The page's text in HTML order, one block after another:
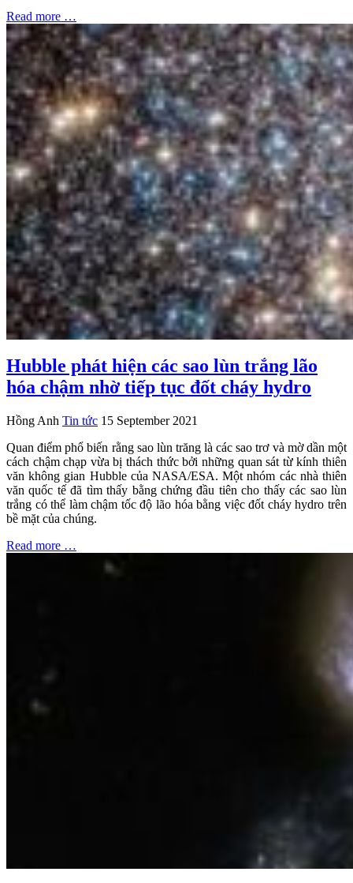
Read more …
Hubble phát hiện các sao lùn trắng lão
hóa chậm nhờ tiếp tục đốt cháy hydro
Hồng Anh Tin tức 15 September 2021
Quan điểm phổ biến rằng sao lùn trăng là các sao trơ và mờ dần một
cách chậm chạp vừa bị thách thức bởi những quan sát từ kính thiên
văn không gian Hubble của NASA/ESA. Một nhóm các nhà thiên
văn quốc tế đã tìm thấy bằng chứng đầu tiên cho thấy các sao lùn
trắng có thể làm chậm tốc độ lão hóa bằng việc đốt cháy hydro trên
bề mặt của chúng.
Read more …